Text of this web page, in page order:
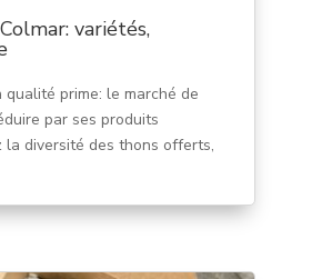
variétés,
prime: le marché de
par ses produits
la diversité des thons offerts,